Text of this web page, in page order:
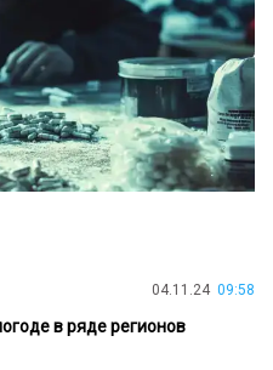
04.11.24 09:58
в ряде регионов